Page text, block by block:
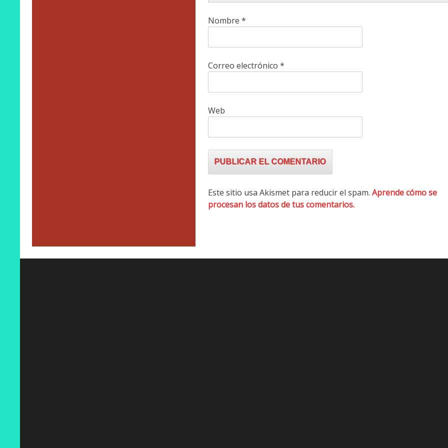
Nombre *
Correo electrónico *
Web
Este sitio usa Akismet para reducir el spam. Aprende cómo se
procesan los datos de tus comentarios.